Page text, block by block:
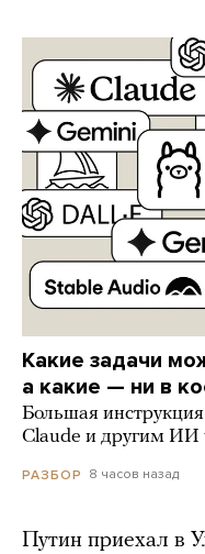
Какие задачи
а какие — ни в
Большая
Claude и другим ИИ
РАЗБОР 8 часов назад
Путин приехал в